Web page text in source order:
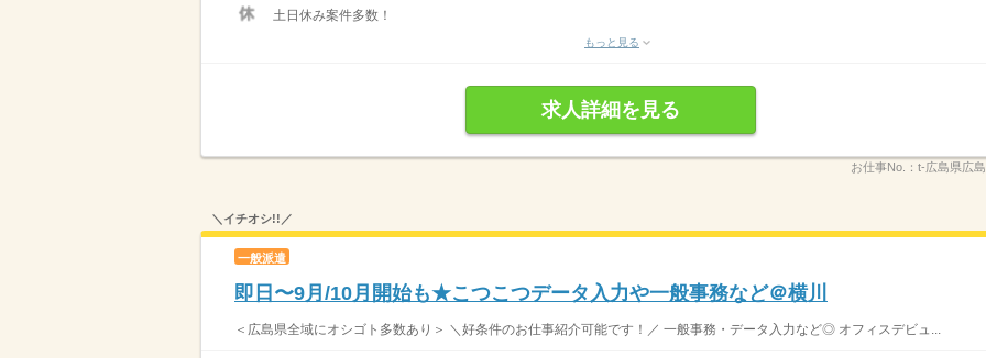
土日休み案件多数！
もっと見る
求人詳細を見る
お仕事No.： t-広島県広
＼イチオシ!!／
一般派遣
即日〜9月/10月開始も★こつこつデータ入力や一般事務など＠横川
＜広島県全域にオシゴト多数あり＞ ＼好条件のお仕事紹介可能です！／ 一般事務・データ入力など◎ オフィスデビュ...